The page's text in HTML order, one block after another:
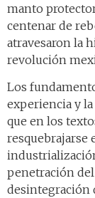
manto
centenar de
atravesaron la
revolución
Los
experiencia y
que en los
resquebrajarse
penetración del
desintegración